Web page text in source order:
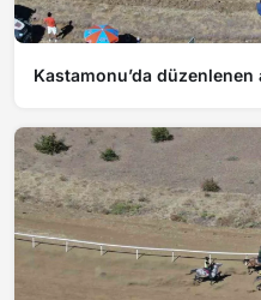
Kastamonu’da düzenlenen